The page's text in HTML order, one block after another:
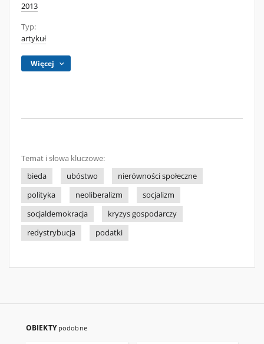
2013
Typ:
artykuł
Więcej
Temat i słowa kluczowe:
bieda
ubóstwo
nierówności społeczne
polityka
neoliberalizm
socjalizm
socjaldemokracja
kryzys gospodarczy
redystrybucja
podatki
OBIEKTY podobne